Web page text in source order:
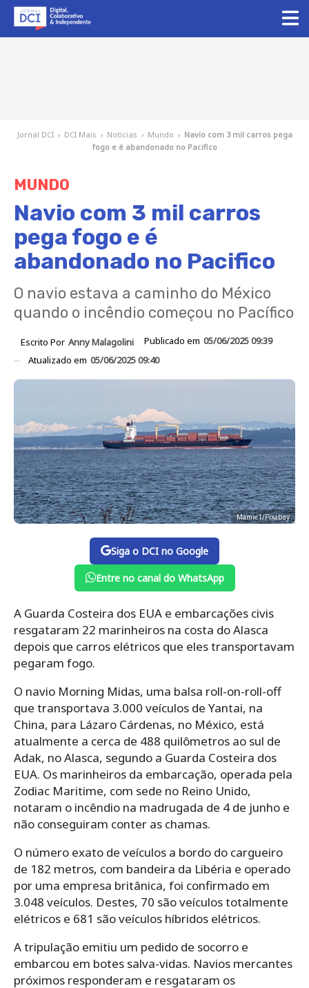
Jornal DCI › DCI Mais › Notícias › Mundo › Navio com 3 mil carros pega
fogo e é abandonado no Pacifico
MUNDO
Navio com 3 mil carros
pega fogo e é
abandonado no Pacifico
O navio estava a caminho do México
quando o incêndio começou no Pacífico
Escrito Por Anny Malagolini Publicado em 05/06/2025 09:39
Atualizado em 05/06/2025 09:40
Mamie1/Pixabay
Siga o DCI no Google
Entre no canal do WhatsApp
A Guarda Costeira dos EUA e embarcações civis
resgataram 22 marinheiros na costa do Alasca
depois que carros elétricos que eles transportavam
pegaram fogo.
O navio Morning Midas, uma balsa roll-on-roll-off
que transportava 3.000 veículos de Yantai, na
China, para Lázaro Cárdenas, no México, está
atualmente a cerca de 488 quilômetros ao sul de
Adak, no Alasca, segundo a Guarda Costeira dos
EUA. Os marinheiros da embarcação, operada pela
Zodiac Maritime, com sede no Reino Unido,
notaram o incêndio na madrugada de 4 de junho e
não conseguiram conter as chamas.
O número exato de veículos a bordo do cargueiro
de 182 metros, com bandeira da Libéria e operado
por uma empresa britânica, foi confirmado em
3.048 veículos. Destes, 70 são veículos totalmente
elétricos e 681 são veículos híbridos elétricos.
A tripulação emitiu um pedido de socorro e
embarcou em botes salva-vidas. Navios mercantes
próximos responderam e resgataram os